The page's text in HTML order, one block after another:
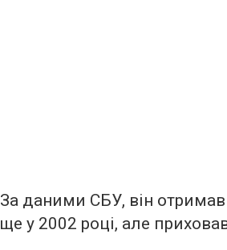
За даними СБУ, він
ще у 2002 році, але